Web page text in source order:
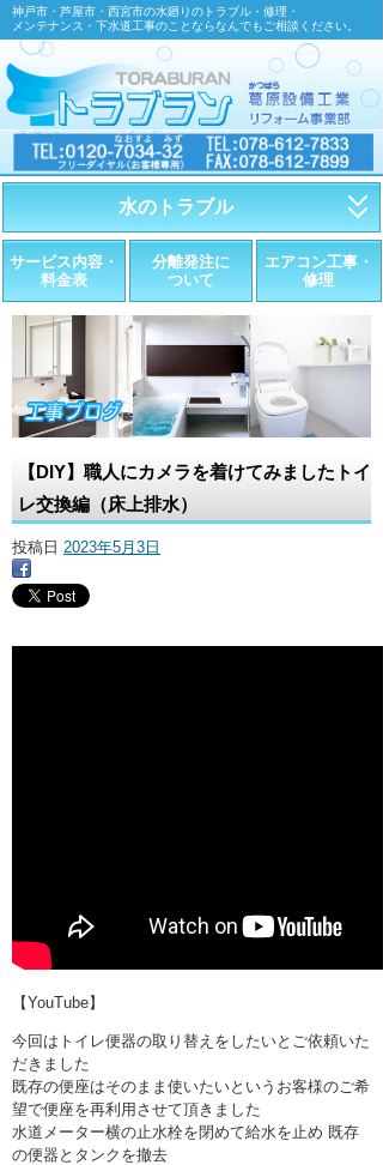
神戸市・芦屋市・西宮市の水廻りのトラブル・修理・
メンテナンス・下水道工事のことならなんでもご相談ください。
水のトラブル
・トイレが詰まったら
・トイレが漏れたら
・水道管が漏れたら
・排水が詰まったら
・水栓金具の取替え
・ここに水栓がほしい
・水廻りメンテナンス
サービス内容・
料金表
分離発注に
ついて
エアコン工事・
修理
【DIY】職人にカメラを着けてみましたトイ
レ交換編（床上排水）
投稿日 2023年5月3日
【YouTube】
今回はトイレ便器の取り替えをしたいとご依頼いた
だきました
既存の便座はそのまま使いたいというお客様のご希
望で便座を再利用させて頂きました
水道メーター横の止水栓を閉めて給水を止め 既存
の便器とタンクを撤去